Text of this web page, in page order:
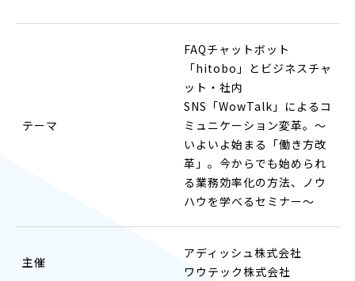
テーマ
FAQチャットボット
「hitobo」とビジネスチャ
ット・社内
SNS「WowTalk」によるコ
ミュニケーション変革。 ～
いよいよ始まる「働き方改
革」。今からでも始められ
る業務効率化の方法、ノウ
ハウを学べるセミナー～
主催
アディッシュ株式会社
ワウテック株式会社